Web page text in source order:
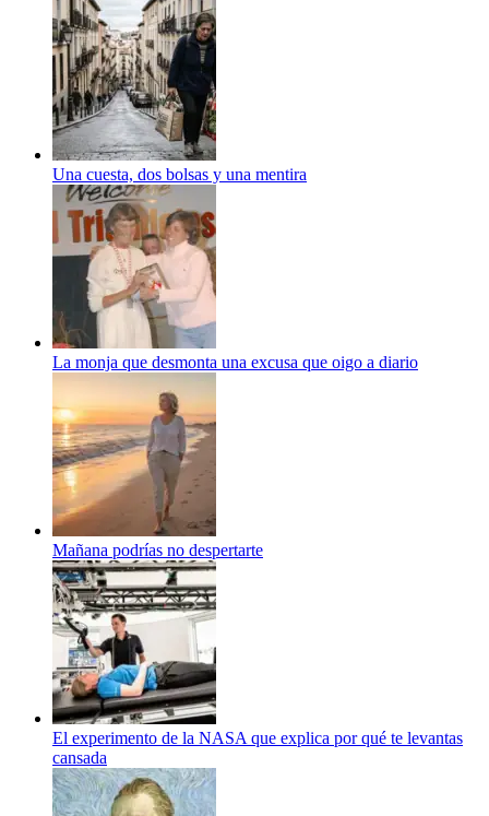
Una cuesta, dos bolsas y una mentira
La monja que desmonta una excusa que oigo a diario
Mañana podrías no despertarte
El experimento de la NASA que explica por qué te levantas
cansada